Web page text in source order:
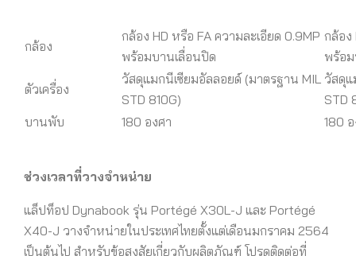
กล้อง
กล้อง HD หรือ FA ความละเอียด 0.9MP
พร้อมบานเลื่อนปิด
กล้อง
พร้อ
ตัวเครื่อง
วัสดุแมกนีเซียมอัลลอยด์ (มาตรฐาน MIL
STD 810G)
วัสดุแ
STD
บานพับ
180 องศา 180
ช่วงเวลาที่วางจำหน่าย
แล็ปท็อป Dynabook รุ่น Portégé X30L-J และ Portégé
X40-J วางจำหน่ายในประเทศไทยตั้งแต่เดือนมกราคม 2564
เป็นต้นไป สำหรับข้อสงสัยเกี่ยวกับผลิตภัณฑ์ โปรดติดต่อที่